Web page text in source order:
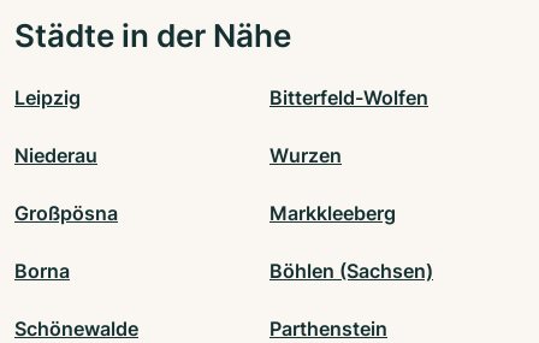
Städte in der Nähe
Leipzig Bitterfeld-Wolfen
Niederau Wurzen
Großpösna Markkleeberg
Borna Böhlen (Sachsen)
Schönewalde Parthenstein